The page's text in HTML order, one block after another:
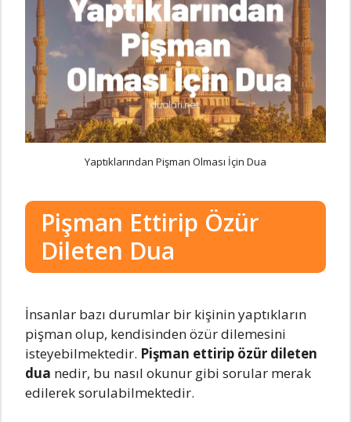
Yaptıklarından Pişman Olması İçin Dua
Pişman Ettirip Özür
Dileten Dua
İnsanlar bazı durumlar bir kişinin yaptıkların
pişman olup, kendisinden özür dilemesini
isteyebilmektedir. Pişman ettirip özür dileten
dua nedir, bu nasıl okunur gibi sorular merak
edilerek sorulabilmektedir.